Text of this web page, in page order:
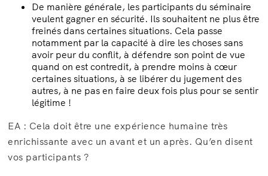
De manière générale, les participants du séminaire
veulent gagner en sécurité. Ils souhaitent ne plus être
freinés dans certaines situations. Cela passe
notamment par la capacité à dire les choses sans
avoir peur du conflit, à défendre son point de vue
quand on est contredit, à prendre moins à cœur
certaines situations, à se libérer du jugement des
autres, à ne pas en faire deux fois plus pour se sentir
légitime !
EA : Cela doit être une expérience humaine très
enrichissante avec un avant et un après. Qu’en disent
vos participants ?